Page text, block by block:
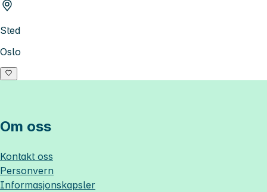
Sted
Oslo
Om oss
Kontakt oss
Personvern
Informasjonskapsler